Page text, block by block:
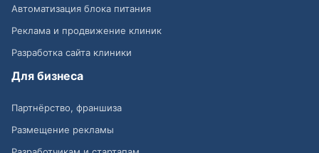
Автоматизация блока питания
Реклама и продвижение клиник
Разработка сайта клиники
Для бизнеса
Партнёрство, франшиза
Размещение рекламы